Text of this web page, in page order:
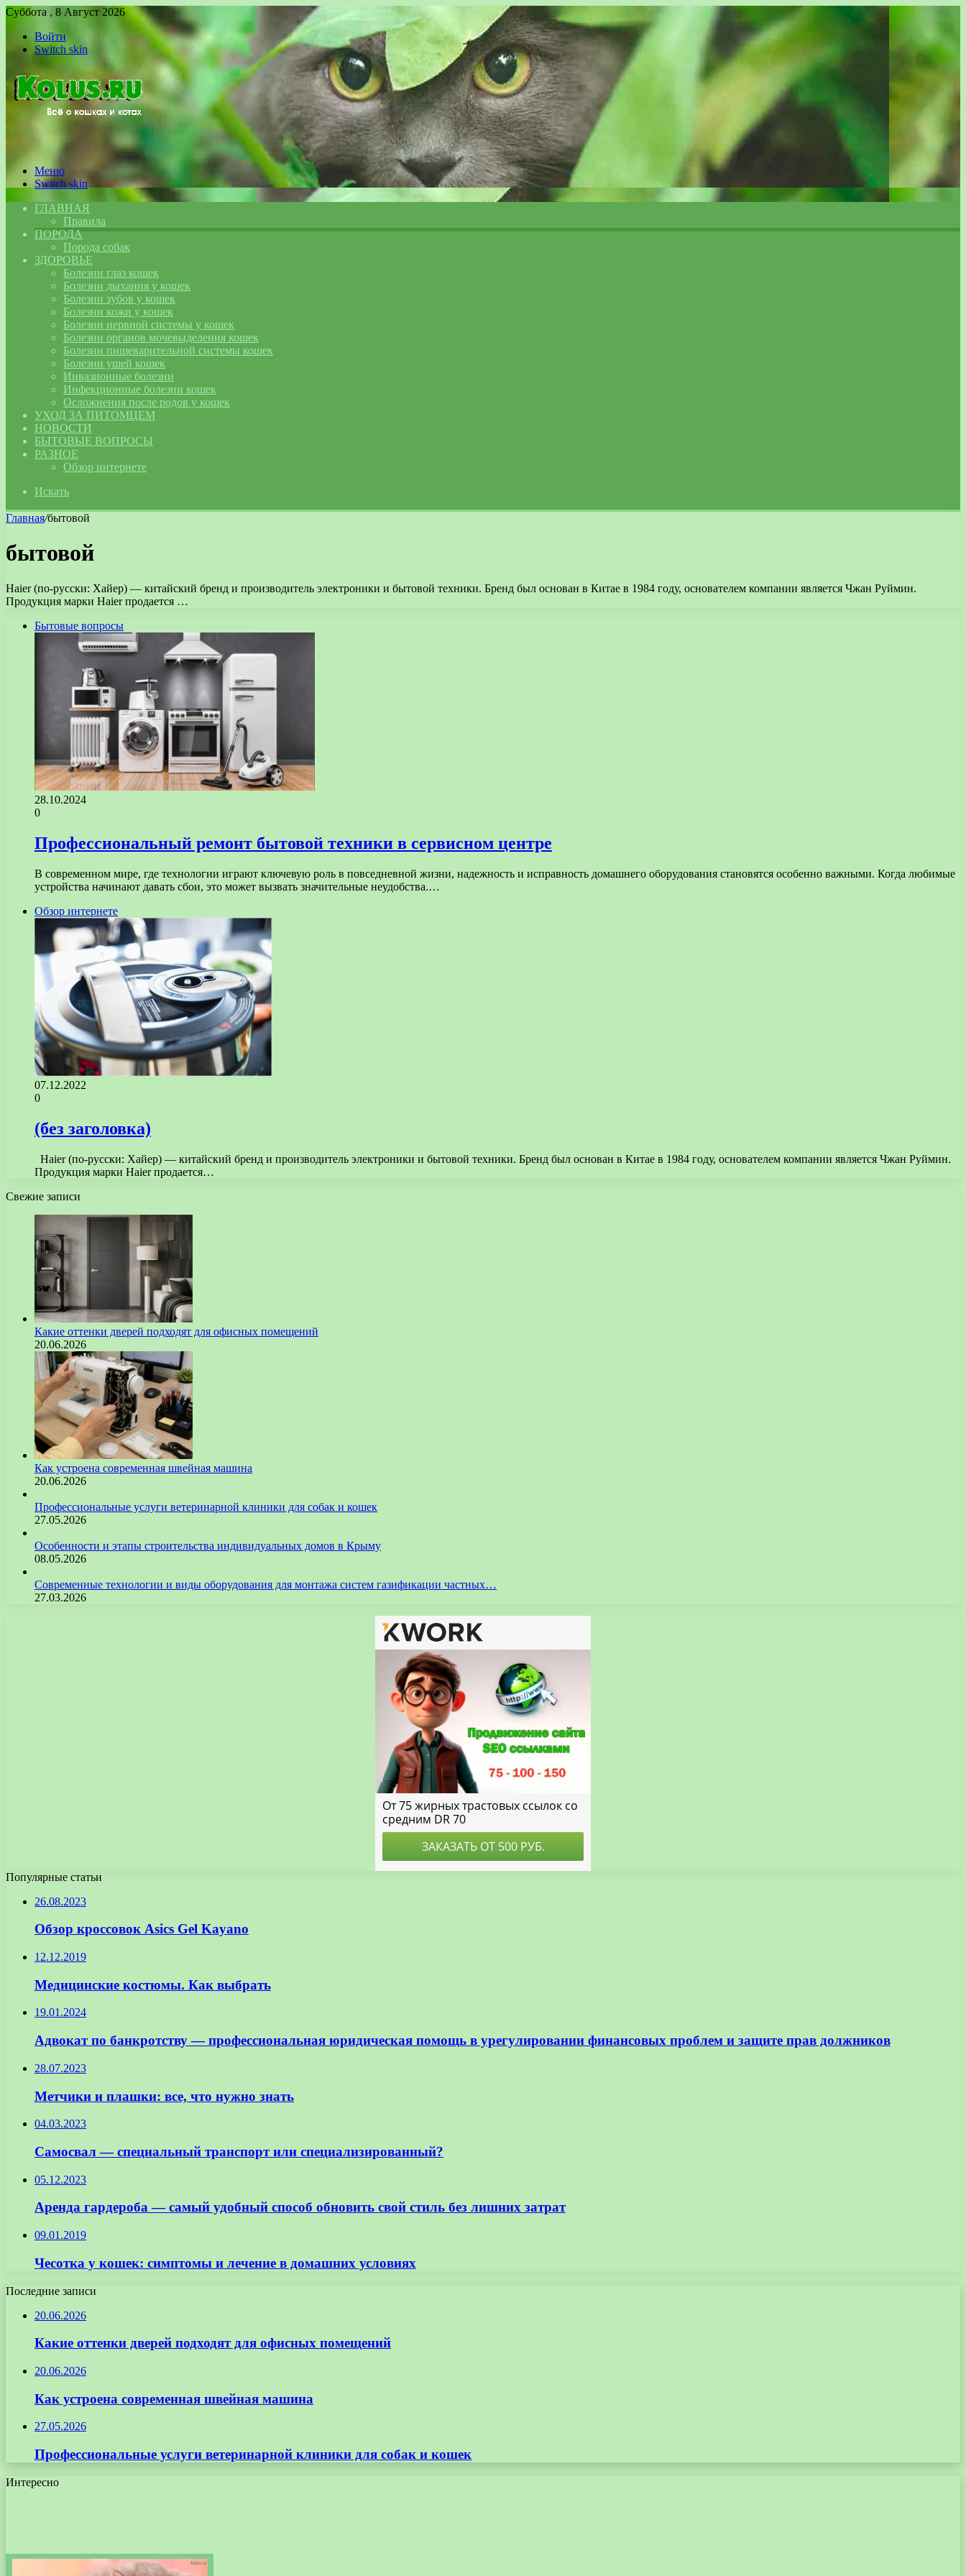
Суббота , 8 Август 2026
Войти
Switch skin
Меню
Switch skin
ГЛАВНАЯ
Правила
ПОРОДА
Порода собак
ЗДОРОВЬЕ
Болезни глаз кошек
Болезни дыхания у кошек
Болезни зубов у кошек
Болезни кожи у кошек
Болезни нервной системы у кошек
Болезни органов мочевыделения кошек
Болезни пищеварительной системы кошек
Болезни ушей кошек
Инвазионные болезни
Инфекционные болезни кошек
Осложнения после родов у кошек
УХОД ЗА ПИТОМЦЕМ
НОВОСТИ
БЫТОВЫЕ ВОПРОСЫ
РАЗНОЕ
Обзор интернете
Искать
Главная/бытовой
бытовой
Haier (по-русски: Хайер) — китайский бренд и производитель электроники и бытовой техники. Бренд был основан в Китае в 1984 году, основателем компании является Чжан Руймин.
Продукция марки Haier продается …
Бытовые вопросы
28.10.2024
0
Профессиональный ремонт бытовой техники в сервисном центре
В современном мире, где технологии играют ключевую роль в повседневной жизни, надежность и исправность домашнего оборудования становятся особенно важными. Когда любимые
устройства начинают давать сбои, это может вызвать значительные неудобства.…
Обзор интернете
07.12.2022
0
(без заголовка)
Haier (по-русски: Хайер) — китайский бренд и производитель электроники и бытовой техники. Бренд был основан в Китае в 1984 году, основателем компании является Чжан Руймин.
Продукция марки Haier продается…
Свежие записи
Какие оттенки дверей подходят для офисных помещений
20.06.2026
Как устроена современная швейная машина
20.06.2026
Профессиональные услуги ветеринарной клиники для собак и кошек
27.05.2026
Особенности и этапы строительства индивидуальных домов в Крыму
08.05.2026
Современные технологии и виды оборудования для монтажа систем газификации частных…
27.03.2026
Популярные статьи
26.08.2023
Обзор кроссовок Asics Gel Kayano
12.12.2019
Медицинские костюмы. Как выбрать
19.01.2024
Адвокат по банкротству — профессиональная юридическая помощь в урегулировании финансовых проблем и защите прав должников
28.07.2023
Метчики и плашки: все, что нужно знать
04.03.2023
Самосвал — специальный транспорт или специализированный?
05.12.2023
Аренда гардероба — самый удобный способ обновить свой стиль без лишних затрат
09.01.2019
Чесотка у кошек: симптомы и лечение в домашних условиях
Последние записи
20.06.2026
Какие оттенки дверей подходят для офисных помещений
20.06.2026
Как устроена современная швейная машина
27.05.2026
Профессиональные услуги ветеринарной клиники для собак и кошек
Интересно